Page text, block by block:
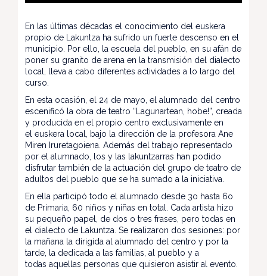
En las últimas décadas el conocimiento del euskera
propio de Lakuntza ha sufrido un fuerte descenso en el
municipio. Por ello, la escuela del pueblo, en su afán de
poner su granito de arena en la transmisión del dialecto
local, lleva a cabo diferentes actividades a lo largo del
curso.
En esta ocasión, el 24 de mayo, el alumnado del centro
escenificó la obra de teatro “Lagunartean, hobe!”, creada
y producida en el propio centro exclusivamente en
el euskera local, bajo la dirección de la profesora Ane
Miren Iruretagoiena. Además del trabajo representado
por el alumnado, los y las lakuntzarras han podido
disfrutar también de la actuación del grupo de teatro de
adultos del pueblo que se ha sumado a la iniciativa.
En ella participó todo el alumnado desde 3o hasta 6o
de Primaria, 60 niños y niñas en total. Cada artista hizo
su pequeño papel, de dos o tres frases, pero todas en
el dialecto de Lakuntza. Se realizaron dos sesiones: por
la mañana la dirigida al alumnado del centro y por la
tarde, la dedicada a las familias, al pueblo y a
todas aquellas personas que quisieron asistir al evento.